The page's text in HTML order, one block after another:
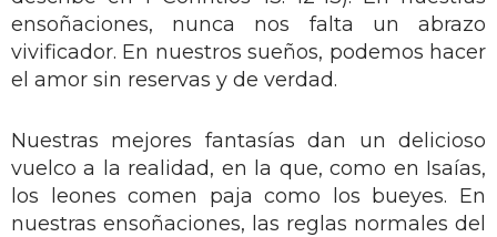
ensoñaciones, nunca nos falta un abrazo
vivificador. En nuestros sueños, podemos hacer
el amor sin reservas y de verdad.
Nuestras mejores fantasías dan un delicioso
vuelco a la realidad, en la que, como en Isaías,
los leones comen paja como los bueyes. En
nuestras ensoñaciones, las reglas normales del